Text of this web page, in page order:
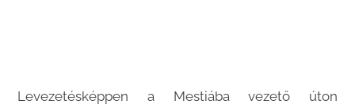
Levezetésképpen a Mestiába vezető úton